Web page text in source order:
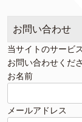
お問い合わせ
当サイトのサービ
お問い合わせくださ
お名前
メールアドレス